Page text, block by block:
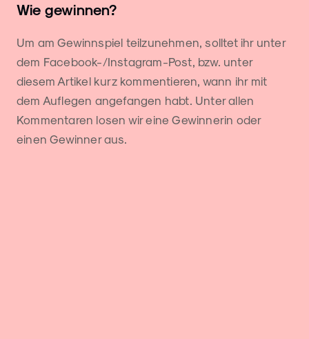
Wie gewinnen?
Um am Gewinnspiel teilzunehmen, solltet ihr unter
dem Facebook-/Instagram-Post, bzw. unter
diesem Artikel kurz kommentieren, wann ihr mit
dem Auflegen angefangen habt. Unter allen
Kommentaren losen wir eine Gewinnerin oder
einen Gewinner aus.